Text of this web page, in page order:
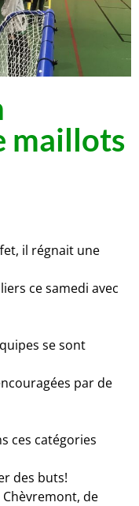
maillots
il régnait une
ce samedi avec
se sont
par de
ces catégories
des buts!
Chèvremont, de